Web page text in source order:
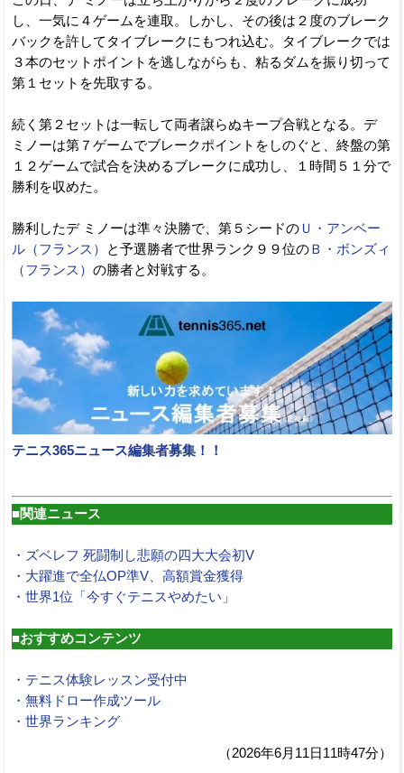
し、一気に４ゲームを連取。しかし、その後は２度のブレーク
バックを許してタイブレークにもつれ込む。タイブレークでは
３本のセットポイントを逃しながらも、粘るダムを振り切って
第１セットを先取する。
続く第２セットは一転して両者譲らぬキープ合戦となる。デ
ミノーは第７ゲームでブレークポイントをしのぐと、終盤の第
１２ゲームで試合を決めるブレークに成功し、１時間５１分で
勝利を収めた。
勝利したデ ミノーは準々決勝で、第５シードの Ｕ・アンベー
ル（フランス）
と予選勝者で世界ランク９９位のＢ・ボンズィ
（フランス） の勝者と対戦する。
テニス365ニュース編集者募集！！
■関連ニュース
・ズベレフ 死闘制し悲願の四大大会初V
・大躍進で全仏OP準V、高額賞金獲得
・世界1位「今すぐテニスやめたい」
■おすすめコンテンツ
・テニス体験レッスン受付中
・無料ドロー作成ツール
・世界ランキング
（2026年6月11日11時47分）